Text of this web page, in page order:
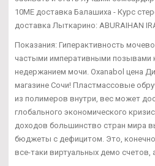
10ME доставка Балашиха - Курс
доставка Лыткарино: ABURAIHAN
Показания: Гиперактивность
частыми императивными позывами
недержанием мочи. Oxanabol цена
магазине Сочи! Пластмассовые
из полимеров внутри, вес может
глобального экономического
доходов большинство стран мира
бюджеты с дефицитом. Это,
все-таки виртуальных демо счетов,